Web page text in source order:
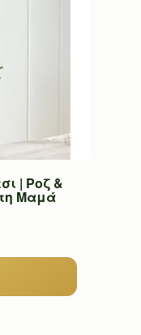
| Ροζ &
Μαμά